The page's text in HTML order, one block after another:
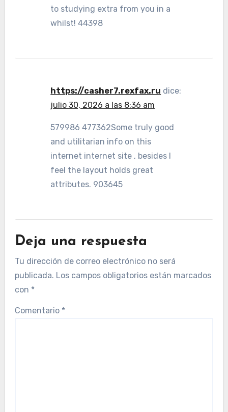
to studying extra from you in a
whilst! 44398
https://casher7.rexfax.ru dice:
julio 30, 2026 a las 8:36 am
579986 477362Some truly good
and utilitarian info on this
internet internet site , besides I
feel the layout holds great
attributes. 903645
Deja una respuesta
Tu dirección de correo electrónico no será
publicada. Los campos obligatorios están marcados
con *
Comentario *